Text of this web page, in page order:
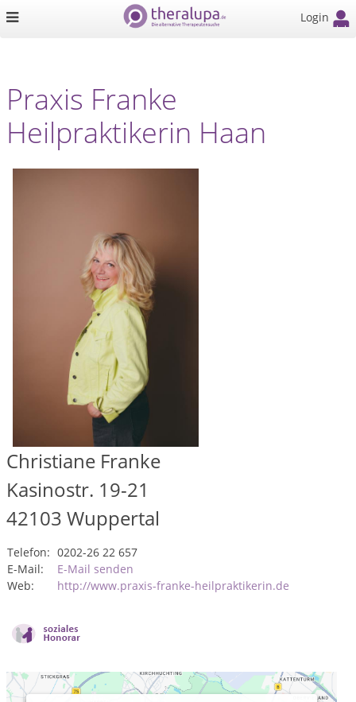
Login
Praxis Franke
Heilpraktikerin Haan
Christiane Franke
Kasinostr. 19-21
42103 Wuppertal
Telefon: 0202-26 22 657
E-Mail:
E-Mail senden
Web:
http://www.praxis-franke-heilpraktikerin.de